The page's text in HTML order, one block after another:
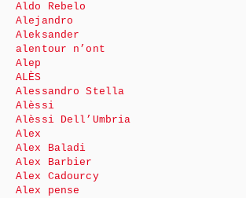
Aldo Rebelo
Alejandro
Aleksander
alentour n’ont
Alep
ALÈS
Alessandro Stella
Alèssi
Alèssi Dell’Umbria
Alex
Alex Baladi
Alex Barbier
Alex Cadourcy
Alex pense